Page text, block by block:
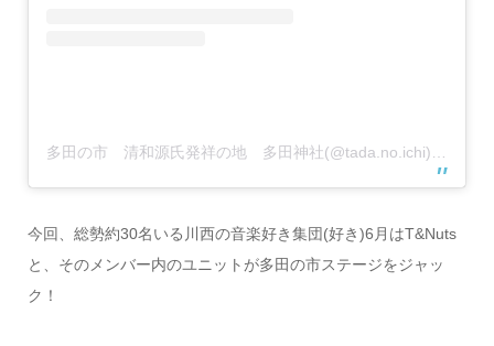
今回、総勢約30名いる川西の音楽好き集団(好き)6月はT&Nuts
と、そのメンバー内のユニットが多田の市ステージをジャッ
ク！